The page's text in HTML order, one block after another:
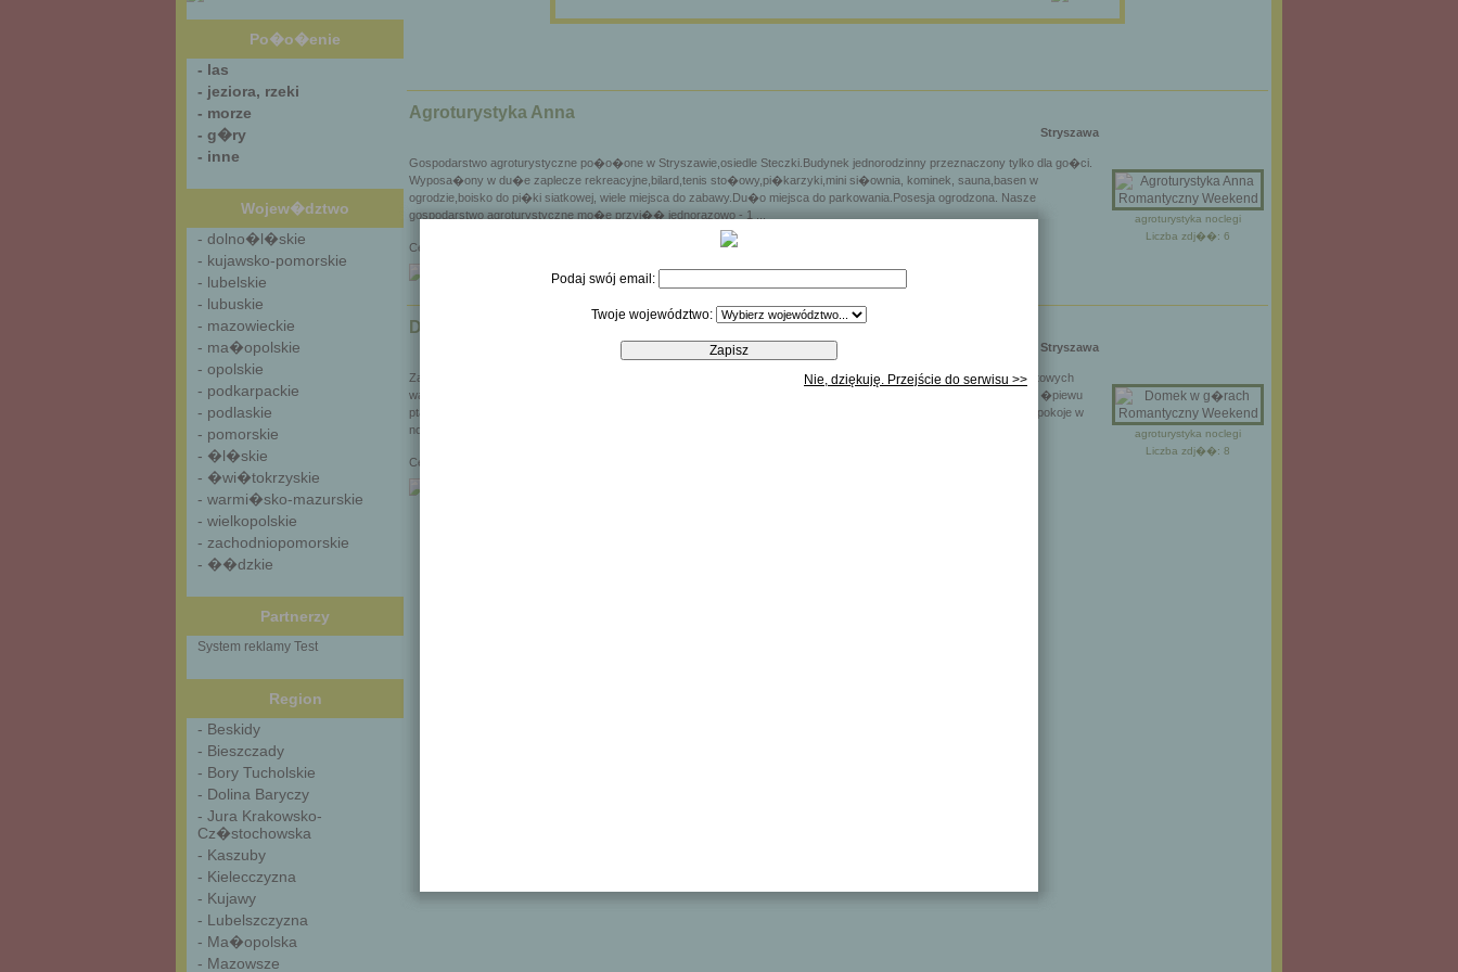
Po�o�enie
- las
- jeziora, rzeki
- morze
- g�ry
- inne
Wojew�dztwo
- dolno�l�skie
- kujawsko-pomorskie
- lubelskie
- lubuskie
- mazowieckie
- ma�opolskie
- opolskie
- podkarpackie
- podlaskie
- pomorskie
- �l�skie
- �wi�tokrzyskie
- warmi�sko-mazurskie
- wielkopolskie
- zachodniopomorskie
- ��dzkie
Partnerzy
System reklamy Test
Region
- Beskidy
- Bieszczady
- Bory Tucholskie
- Dolina Baryczy
- Jura Krakowsko-
Cz�stochowska
- Kaszuby
- Kielecczyzna
- Kujawy
- Lubelszczyzna
- Ma�opolska
- Mazowsze
Agroturystyka Anna
Stryszawa
agroturystyka noclegi
Liczba zdj��: 6
Gospodarstwo agroturystyczne po�o�one w Stryszawie,osiedle Steczki.Budynek jednorodzinny przeznaczony tylko dla go�ci.
Wyposa�ony w du�e zaplecze rekreacyjne,bilard,tenis sto�owy,pi�karzyki,mini si�ownia, kominek, sauna,basen w
ogrodzie,boisko do pi�ki siatkowej, wiele miejsca do zabawy.Du�o miejsca do parkowania.Posesja ogrodzona. Nasze
gospodarstwo agroturystyczne mo�e przyj�� jednorazowo - 1 ...
Cena od:
Domek w g�rach
Stryszawa
agroturystyka noclegi
Liczba zdj��: 8
Zapraszamy do malowniczej miejscowo�ci Stryszawa w Beskidzie �ywieckim. Je�eli Chcesz wypocz�� w komfortowych
warunkach w spokojnej mijscowo�ci ta oferta jest dla Ciebie! Z naszych pokoi jest widok na g�ry,mozna pos�ucha� �piewu
ptak�w.Zapewniamy naszym go�ciom kameralne warunki do wypoczynku. Dla go�ci posiadamy cztery komfortowe pokoje w
nowym domu.Pokoje wyposa�one s� w; �azienk�, tv sat ...
Cena od:
Podaj swój email:
Twoje województwo:
Nie, dziękuję. Przejście do serwisu >>